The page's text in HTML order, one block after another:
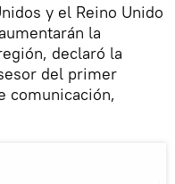
y el Reino Unido
aumentarán la
declaró la
del primer
comunicación,